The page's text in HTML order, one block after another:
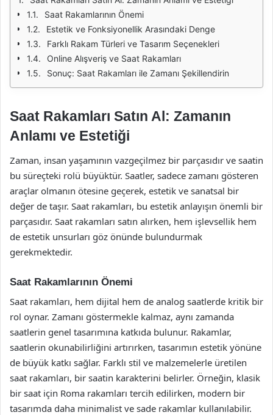
Saat Rakamlarının Önemi
Estetik ve Fonksiyonellik Arasındaki Denge
Farklı Rakam Türleri ve Tasarım Seçenekleri
Online Alışveriş ve Saat Rakamları
Sonuç: Saat Rakamları ile Zamanı Şekillendirin
Saat Rakamları Satın Al: Zamanın
Anlamı ve Estetiği
Zaman, insan yaşamının vazgeçilmez bir parçasıdır ve saatin
bu süreçteki rolü büyüktür. Saatler, sadece zamanı gösteren
araçlar olmanın ötesine geçerek, estetik ve sanatsal bir
değer de taşır. Saat rakamları, bu estetik anlayışın önemli bir
parçasıdır. Saat rakamları satın alırken, hem işlevsellik hem
de estetik unsurları göz önünde bulundurmak
gerekmektedir.
Saat Rakamlarının Önemi
Saat rakamları, hem dijital hem de analog saatlerde kritik bir
rol oynar. Zamanı göstermekle kalmaz, aynı zamanda
saatlerin genel tasarımına katkıda bulunur. Rakamlar,
saatlerin okunabilirliğini artırırken, tasarımın estetik yönüne
de büyük katkı sağlar. Farklı stil ve malzemelerle üretilen
saat rakamları, bir saatin karakterini belirler. Örneğin, klasik
bir saat için Roma rakamları tercih edilirken, modern bir
tasarımda daha minimalist ve sade rakamlar kullanılabilir.